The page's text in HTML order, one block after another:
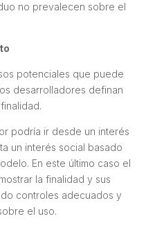
no prevalecen sobre el
potenciales que puede
desarrolladores definan
podría ir desde un interés
un interés social basado
En este último caso el
la finalidad y sus
controles adecuados y
el uso.